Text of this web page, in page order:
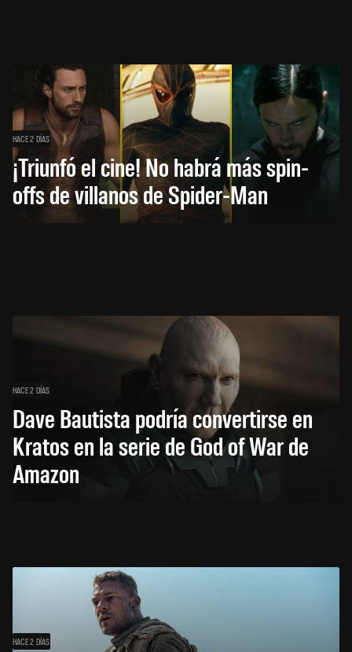
HACE 2 DÍAS
¡Triunfó el cine! No habrá más spin-
offs de villanos de Spider-Man
HACE 2 DÍAS
Dave Bautista podría convertirse en
Kratos en la serie de God of War de
Amazon
HACE 2 DÍAS